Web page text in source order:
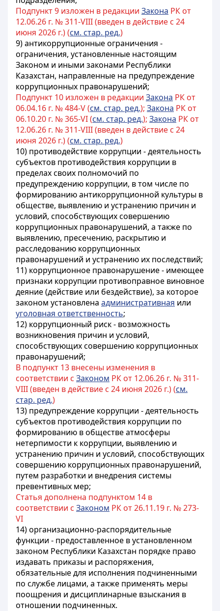
Подпункт 9 изложен в редакции Закона РК от
12.06.26 г. № 311-VIII (введен в действие с 24
июня 2026 г.) (см. стар. ред.)
9)антикоррупционные ограничения -
ограничения, установленные настоящим
Законом и иными законами Республики
Казахстан, направленные на предупреждение
коррупционных правонарушений;
Подпункт 10 изложен в редакции Закона РК от
06.04.16 г. № 484-V (см. стар. ред.); Закона РК от
06.10.20 г. № 365-VI (см. стар. ред.); Закона РК от
12.06.26 г. № 311-VIII (введен в действие с 24
июня 2026 г.) (см. стар. ред.)
10) противодействие коррупции - деятельность
субъектов противодействия коррупции в
пределах своих полномочий по
предупреждению коррупции, в том числе по
формированию антикоррупционной культуры в
обществе, выявлению и устранению причин и
условий, способствующих совершению
коррупционных правонарушений, а также по
выявлению, пресечению, раскрытию и
расследованию коррупционных
правонарушений и устранению их последствий;
11) коррупционное правонарушение - имеющее
признаки коррупции противоправное виновное
деяние (действие или бездействие), за которое
законом установлена административная или
уголовная ответственность;
12) коррупционный риск - возможность
возникновения причин и условий,
способствующих совершению коррупционных
правонарушений;
В подпункт 13 внесены изменения в
соответствии с Законом РК от 12.06.26 г. № 311-
VIII (введен в действие с 24 июня 2026 г.) (см.
стар. ред.)
13) предупреждение коррупции - деятельность
субъектов противодействия коррупции по
формированию в обществе атмосферы
нетерпимости к коррупции, выявлению и
устранению причин и условий, способствующих
совершению коррупционных правонарушений,
путем разработки и внедрения системы
превентивных мер;
Статья дополнена подпунктом 14 в
соответствии с Законом РК от 26.11.19 г. № 273-
VI
14) организационно-распорядительные
функции - предоставленное в установленном
законом Республики Казахстан порядке право
издавать приказы и распоряжения,
обязательные для исполнения подчиненными
по службе лицами, а также применять меры
поощрения и дисциплинарные взыскания в
отношении подчиненных.